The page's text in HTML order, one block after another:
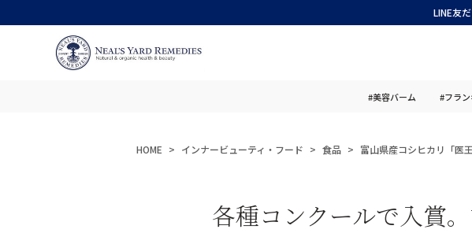
LINE友
#美容バーム #フラ
HOME インナービューティ・フード 食品 富山県産コシヒカリ「医
各種コンクールで入賞